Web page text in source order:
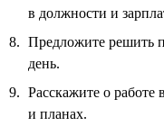
в должности и
Предложите решить
день.
Расскажите о работе
и планах.